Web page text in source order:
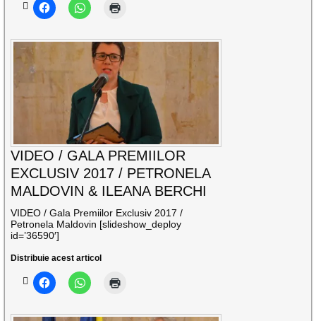
VIDEO / GALA PREMIILOR
EXCLUSIV 2017 / PETRONELA
MALDOVIN & ILEANA BERCHI
VIDEO / Gala Premiilor Exclusiv 2017 /
Petronela Maldovin [slideshow_deploy
id=’36590′]
Distribuie acest articol